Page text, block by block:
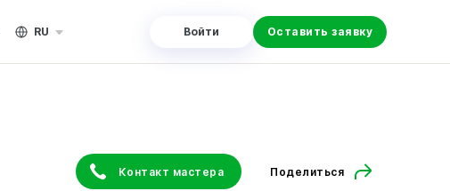
RU Войти Оставить заявку
Контакт мастера Поделиться